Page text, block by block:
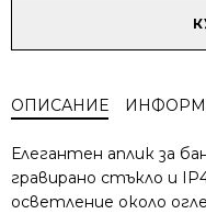
Searchlight
1xG9
IP44
хром
ОПИСАНИЕ
Елегантен аплик за
гравирано стъкло и
осветление около